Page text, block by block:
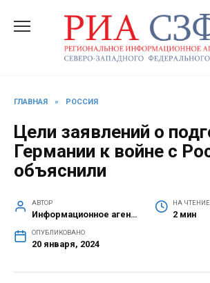
содержанию
ГЛАВНАЯ » РОССИЯ
Цели заявлений о
Германии к войне с
объяснили
АВТОР
Информационное агентство СЗФО
НА ЧТЕНИЕ
2 мин
ОПУБЛИКОВАНО
20 января, 2024